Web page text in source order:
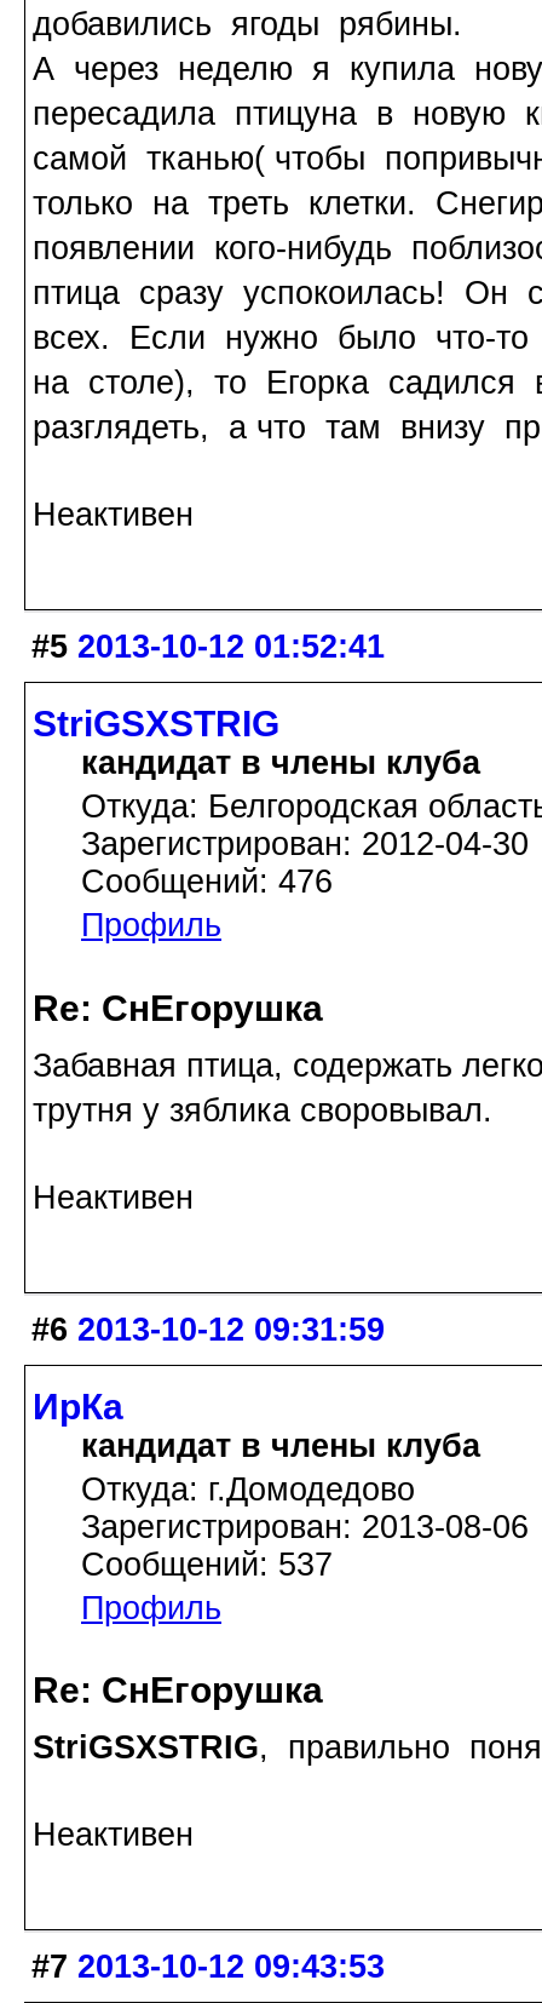
добавились ягоды рябины.
А через неделю я купила
пересадила птицуна в новую
самой тканью( чтобы
только на треть клетки.
появлении кого-нибудь
птица сразу успокоилась!
всех. Если нужно было что-то
на столе), то Егорка
разглядеть, а что там внизу
Неактивен
#5 2013-10-12 01:52:41
StriGSXSTRIG
кандидат в члены клуба
Откуда: Белгородская
Зарегистрирован: 2012-04-30
Сообщений: 476
Профиль
Re: СнЕгорушка
Забавная птица, содержать
трутня у зяблика своровывал.
Неактивен
#6 2013-10-12 09:31:59
ИрКа
кандидат в члены клуба
Откуда: г.Домодедово
Зарегистрирован: 2013-08-06
Сообщений: 537
Профиль
Re: СнЕгорушка
StriGSXSTRIG, правильно
Неактивен
#7 2013-10-12 09:43:53